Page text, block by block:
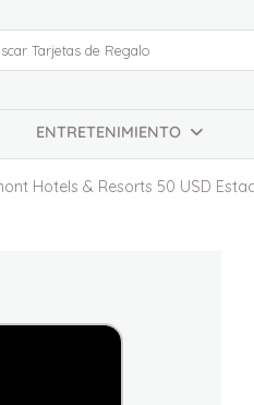
ENTRETENIMIENTO
Hotels & Resorts 50 USD